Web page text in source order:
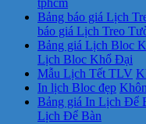
tphcm
Bảng báo giá Lịch
báo giá Lịch Treo
Bảng giá Lịch Bloc
Lịch Bloc Khổ Đại
Mẫu Lịch Tết TLV
In lịch Bloc đẹp
Bảng giá In Lịch Để
Lịch Để Bàn